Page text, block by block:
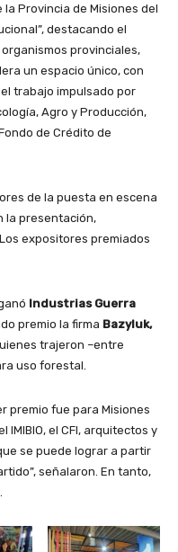
Provincia de Misiones del
destacando el
provinciales,
un espacio único, con
trabajo impulsado por
Agro y Producción,
de Crédito de
de la puesta en escena
la presentación,
expositores premiados
Industrias Guerra
premio la firma Bazyluk,
trajeron –entre
uso forestal.
premio fue para Misiones
el CFI, arquitectos y
se puede lograr a partir
señalaron. En tanto,